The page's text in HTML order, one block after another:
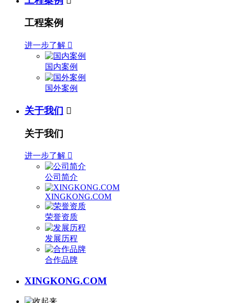
工程案例
进一步了解 
国内案例
国外案例
关于我们 
关于我们
进一步了解 
公司简介
XINGKONG.COM
荣誉资质
发展历程
合作品牌
XINGKONG.COM